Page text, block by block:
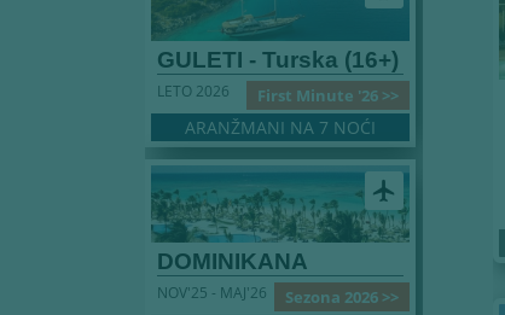
GULETI - Turska (16+)
First Minute '26 >>
LETO 2026
ARANŽMANI NA 7 NOĆI
airplanemode_active
DOMINIKANA
Sezona 2026 >>
NOV'25 - MAJ'26